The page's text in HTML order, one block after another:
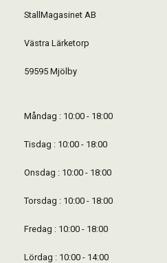
StallMagasinet AB
Västra Lärketorp
59595 Mjölby
Måndag : 10:00 - 18:00
Tisdag : 10:00 - 18:00
Onsdag : 10:00 - 18:00
Torsdag : 10:00 - 18:00
Fredag : 10:00 - 18:00
Lördag : 10:00 - 14:00